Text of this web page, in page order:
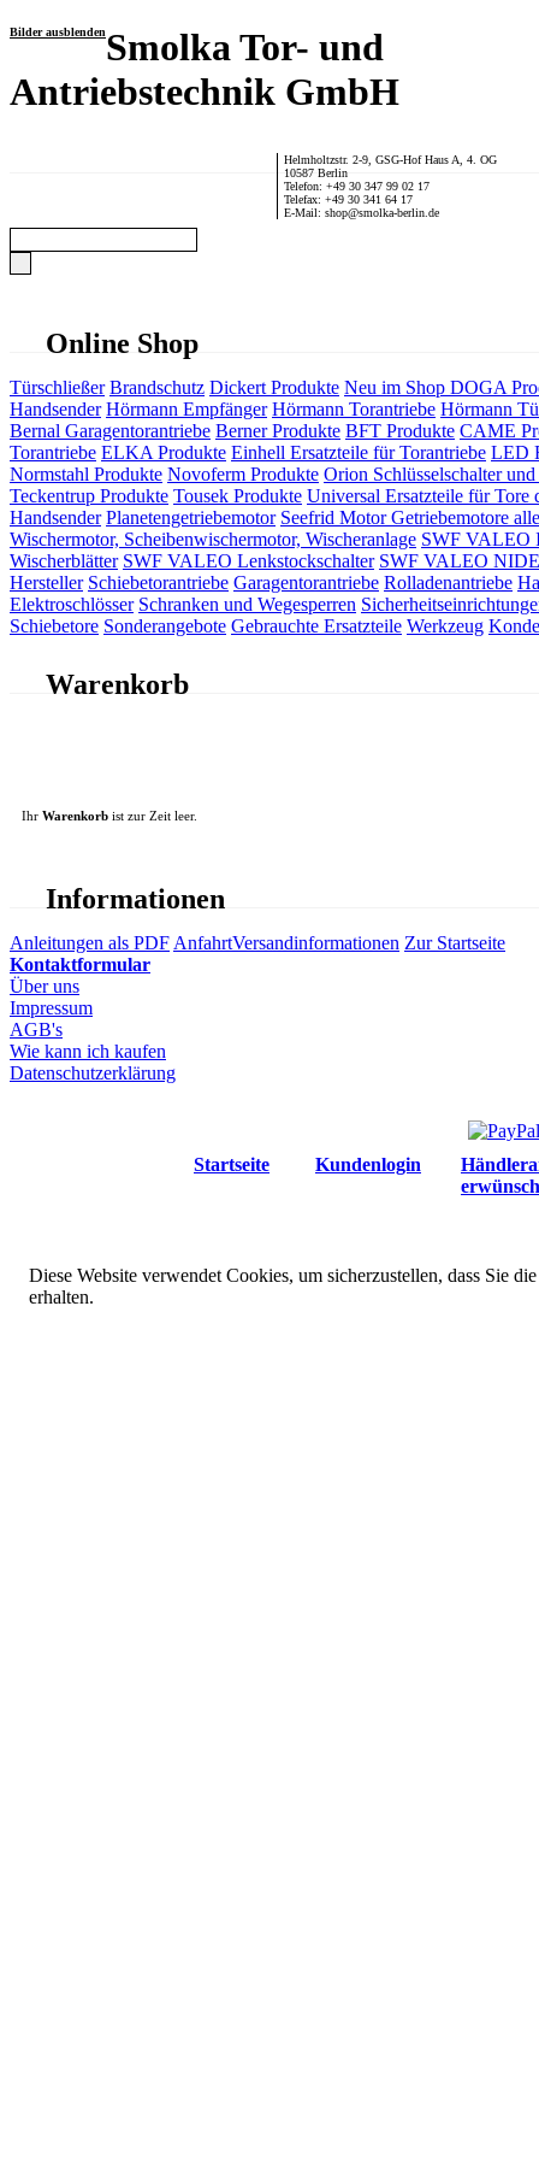
Bilder ausblendenSmolka Tor- und
Antriebstechnik GmbH
Helmholtzstr. 2-9, GSG-Hof Haus A, 4. OG
10587 Berlin
Telefon: +49 30 347 99 02 17
Telefax: +49 30 341 64 17
E-Mail: shop@smolka-berlin.de
Online Shop
Türschließer Brandschutz Dickert Produkte Neu im Shop DOGA
Handsender Hörmann Empfänger Hörmann Torantriebe Hörmann
Bernal Garagentorantriebe Berner Produkte BFT Produkte CAME
Torantriebe ELKA Produkte Einhell Ersatzteile für Torantriebe LED
Normstahl Produkte Novoferm Produkte Orion Schlüsselschalter und
Teckentrup Produkte Tousek Produkte Universal Ersatzteile für Tore
Handsender Planetengetriebemotor Seefrid Motor Getriebemotore
Wischermotor, Scheibenwischermotor, Wischeranlage SWF VALEO
Wischerblätter SWF VALEO Lenkstockschalter SWF VALEO
Hersteller Schiebetorantriebe Garagentorantriebe Rolladenantriebe
Elektroschlösser Schranken und Wegesperren
Schiebetore Sonderangebote Gebrauchte Ersatzteile Werkzeug
Warenkorb
Ihr Warenkorb ist zur Zeit leer.
Informationen
Anleitungen als PDF AnfahrtVersandinformationen Zur Startseite
Kontaktformular
Über uns
Impressum
AGB's
Wie kann ich kaufen
Datenschutzerklärung
Startseite Kundenlogin
Diese Website verwendet Cookies, um sicherzustellen, dass Sie
erhalten.